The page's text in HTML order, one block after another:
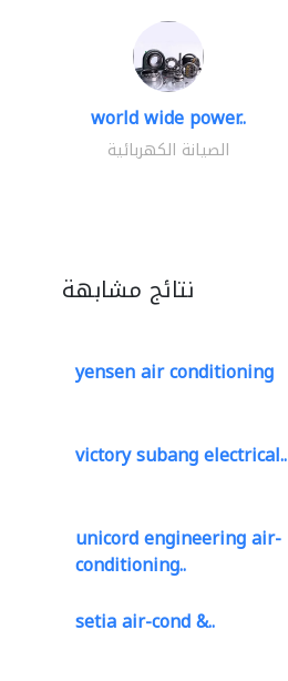
world wide power..
الصيانة الكهربائية
نتائج مشابهة
yensen air conditioning
victory subang electrical..
unicord engineering air-
conditioning..
setia air-cond &..